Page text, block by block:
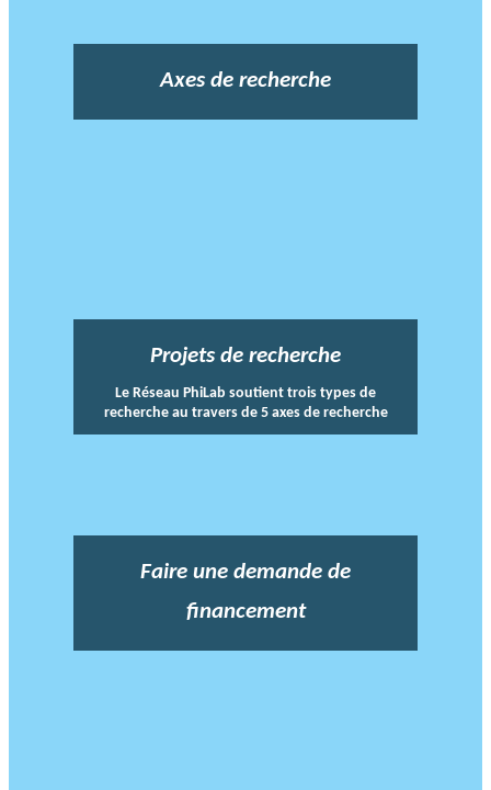
Axes de recherche
Projets de recherche
Le Réseau PhiLab soutient trois types de
recherche au travers de 5 axes de recherche
Faire une demande de
financement